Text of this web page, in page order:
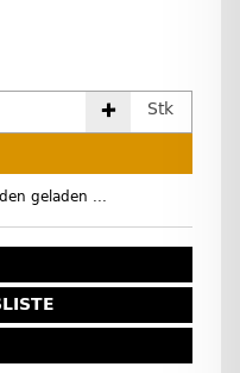
Stk
geladen ...